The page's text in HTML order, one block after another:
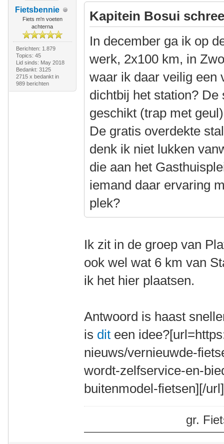
Fietsbennie
Fiets m'n voeten
achterna
Berichten: 1.879
Topics: 45
Lid sinds: May 2018
Bedankt: 3125
2715 x bedankt in
989 berichten
Kapitein Bosui
In december ga ik op
werk, 2x100 km, in
waar ik daar veilig een
dichtbij het station?
geschikt (trap met
De gratis overdekte
denk ik niet lukken
die aan het
iemand daar ervaring
plek?
Ik zit in de groep van
ook wel wat 6 km van
ik het hier plaatsen.
Antwoord is haast
is dit een
nieuws/vernieuwde-
wordt-zelfservice-en-
buitenmodel-fietsen][/url]
gr.